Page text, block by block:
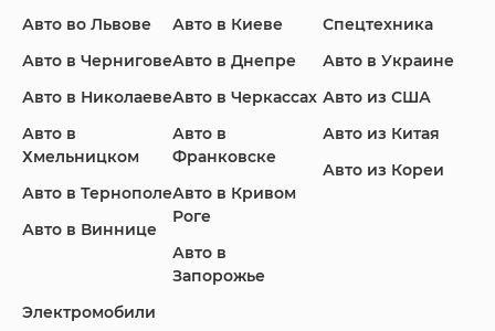
Infiniti Jaguar Jeep
Land Rover
Авто во Львове
Авто в Чернигове
Авто в Николаеве
Авто в
Хмельницком
Авто в Тернополе
Авто в Виннице
Авто в Киеве
Авто в Днепре
Авто в Черкассах
Авто в
Франковске
Авто в Кривом
Роге
Авто в
Запорожье
Спецтехника
Авто в Украине
Авто из США
Авто из Китая
Авто из Кореи
Электромобили